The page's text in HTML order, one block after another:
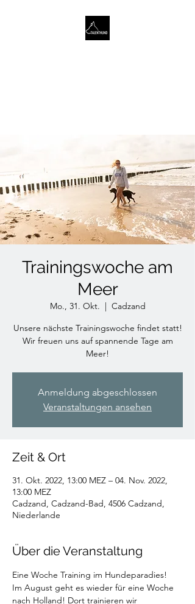
Trainingswoche am
Meer
Mo., 31. Okt.
  |
Cadzand
Unsere nächste Trainingswoche findet statt!
Wir freuen uns auf spannende Tage am
Meer!
Anmeldung abgeschlossen
Veranstaltungen ansehen
Zeit & Ort
31. Okt. 2022, 13:00 MEZ – 04. Nov. 2022,
13:00 MEZ
Cadzand, Cadzand-Bad, 4506 Cadzand,
Niederlande
Über die Veranstaltung
Eine Woche Training im Hundeparadies!
Im August geht es wieder für eine Woche
nach Holland! Dort trainieren wir